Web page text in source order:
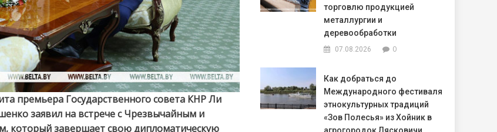
премьера Государственного совета КНР Ли
заявил на встрече с Чрезвычайным и
который завершает свою дипломатическую
торговлю продукцией
металлургии и
деревообработки
07.08.2026 0
Как добраться до
Международного фестиваля
этнокультурных традиций
«Зов Полесья» из Хойник в